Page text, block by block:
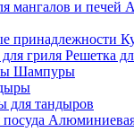
Решетка
Шампуры
для тандыров